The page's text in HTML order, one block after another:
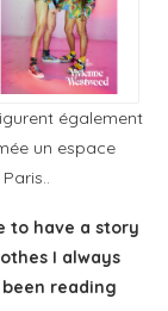
également
un espace
to have a story
I always
reading